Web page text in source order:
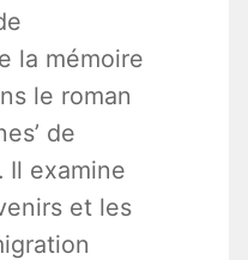
la mémoire
le roman
de
Il examine
et les